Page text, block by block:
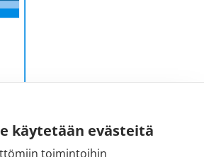
käytetään evästeitä
toimintoihin